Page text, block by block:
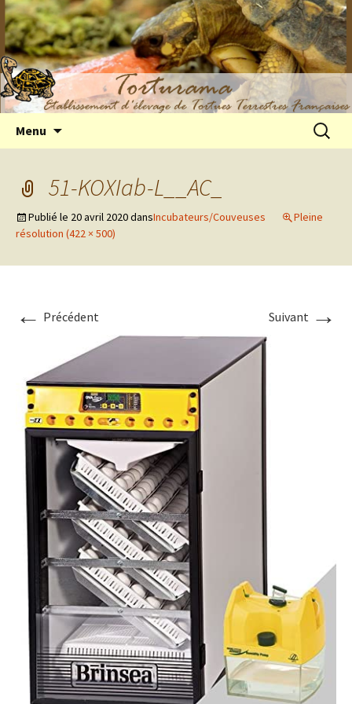
Elevage de tortues terrestres françaises
Hermann
Menu
51-KOXIab-L__AC_
Publié le 20 avril 2020dansIncubateurs/Couveuses
Pleine
résolution (422 × 500)
← Précédent Suivant →